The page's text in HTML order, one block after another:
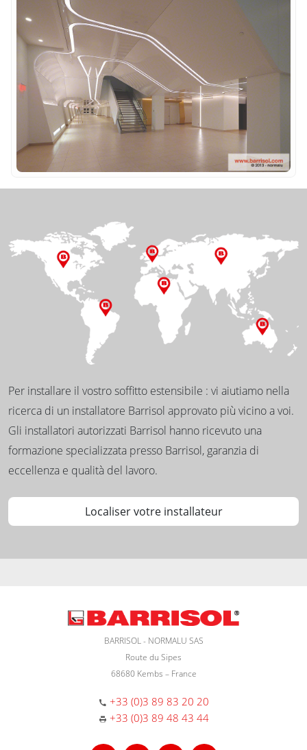
Per installare il vostro soffitto estensibile : vi aiutiamo nella
ricerca di un installatore Barrisol approvato più vicino a voi.
Gli installatori autorizzati Barrisol hanno ricevuto una
formazione specializzata presso Barrisol, garanzia di
eccellenza e qualità del lavoro.
Localiser votre installateur
BARRISOL - NORMALU SAS
Route du Sipes
68680 Kembs – France
+33 (0)3 89 83 20 20
+33 (0)3 89 48 43 44